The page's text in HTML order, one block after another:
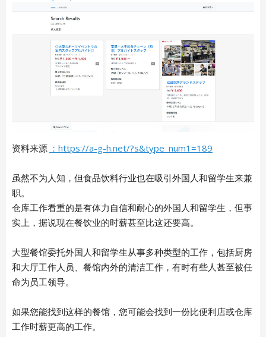
资料来源 ：https://a-g-h.net/?s&type_num1=189
虽然不为人知，但食品饮料行业也在吸引外国人和留学生来兼
职。
仓库工作看重的是有体力自信和耐心的外国人和留学生，但事
实上，据说现在餐饮业的时薪甚至比这还要高。
大型餐馆委托外国人和留学生从事多种类型的工作，包括厨房
和大厅工作人员、餐馆内外的清洁工作，有时有些人甚至被任
命为员工领导。
如果您能找到这样的餐馆，您可能会找到一份比便利店或仓库
工作时薪更高的工作。
English
中文简体
Indonesian
Português
Français
ARTICLE LIST
NEWS